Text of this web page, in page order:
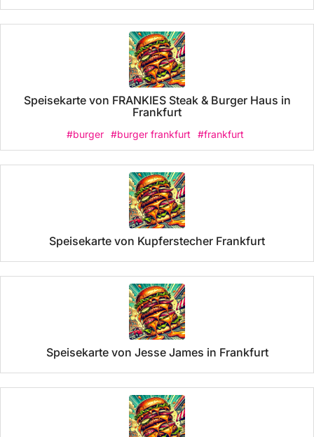
Speisekarte von FRANKIES Steak & Burger Haus in
Frankfurt
#burger #burger frankfurt #frankfurt
Speisekarte von Kupferstecher Frankfurt
Speisekarte von Jesse James in Frankfurt